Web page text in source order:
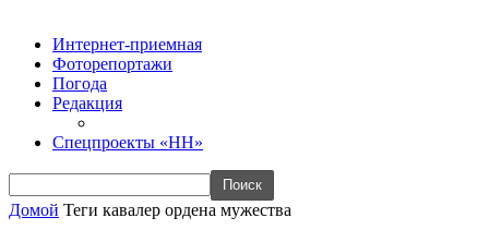
Интернет-приемная
Фоторепортажи
Погода
Редакция
Спецпроекты «НН»
Домой Теги кавалер ордена мужества